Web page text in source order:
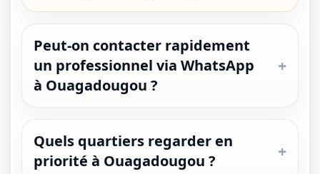
Peut-on contacter rapidement
un professionnel via WhatsApp
à Ouagadougou ?
Quels quartiers regarder en
priorité à Ouagadougou ?